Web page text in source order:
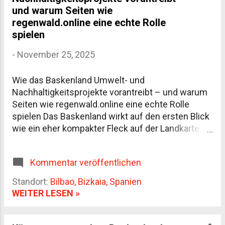
ist sie fester Bestandteil des Stadtbildes. Die
Promenade trennt Stadt und Sand nur minimal,
man steht praktisch sofort mittendrin. Kein
Shuttle, kein Umweg, kein Resort. Der Strand ist
etwa 1.350 Meter lang und je nach Gezeiten
großzügig, bei Flut deutlich kompakter. Beid...
und warum Seiten wie
regenwald.online eine echte Rolle
spielen
- November 25, 2025
Wie das Baskenland Umwelt- und
Nachhaltigkeitsprojekte vorantreibt – und warum
Seiten wie regenwald.online eine echte Rolle
spielen Das Baskenland wirkt auf den ersten Blick
wie ein eher kompakter Fleck auf der Landkarte –
Nachhaltigkeit nicht als hübsches Schlagwort
benutzt, sondern ziemlich ernst genommen. Nicht
perfekt, klar, aber konsequent genug, um
Kommentar veröffentlichen
Standort: Bilbao, Bizkaia, Spanien
WEITER LESEN »